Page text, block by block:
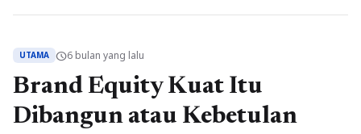
UTAMA schedule6 bulan yang lalu
Brand Equity Kuat Itu
Dibangun atau Kebetulan